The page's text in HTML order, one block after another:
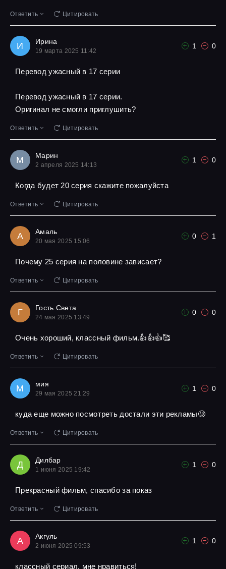
Ответить Цитировать
И Ирина
19 марта 2025 11:42
1 0
Перевод ужасный в 17 серии
Перевод ужасный в 17 серии.
Оригинал не смогли приглушить?
Ответить Цитировать
М Марин
2 апреля 2025 14:13
1 0
Когда будет 20 серия скажите пожалуйста
Ответить Цитировать
А Амаль
20 мая 2025 15:06
0 1
Почему 25 серия на половине зависает?
Ответить Цитировать
Г Гость Света
24 мая 2025 13:49
0 0
Очень хороший, классный фильм.👍👍👍🥰
Ответить Цитировать
М мия
29 мая 2025 21:29
1 0
куда еще можно посмотреть достали эти рекламы🥲
Ответить Цитировать
Д Дилбар
1 июня 2025 19:42
1 0
Прекрасный фильм, спасибо за показ
Ответить Цитировать
А Акгуль
2 июня 2025 09:53
1 0
классный сериал, мне нравиться!